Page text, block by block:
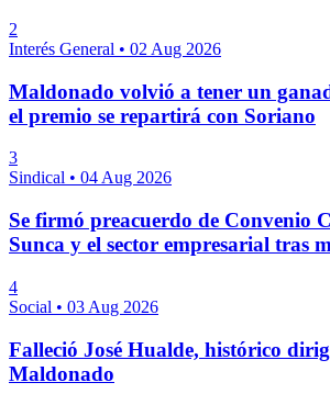
2
Interés General • 02 Aug 2026
Maldonado volvió a tener un
el premio se repartirá con Soriano
3
Sindical • 04 Aug 2026
Se firmó preacuerdo de Convenio
Sunca y el sector empresarial tras
4
Social • 03 Aug 2026
Falleció José Hualde, histórico
Maldonado